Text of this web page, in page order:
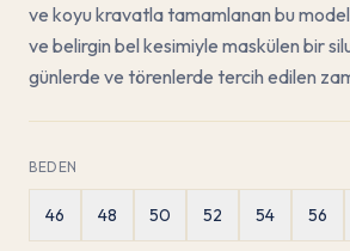
ve koyu kravatla tamamlanan bu
ve belirgin bel kesimiyle maskülen bir
günlerde ve törenlerde tercih edilen
BEDEN
46 48 50 52 54 56